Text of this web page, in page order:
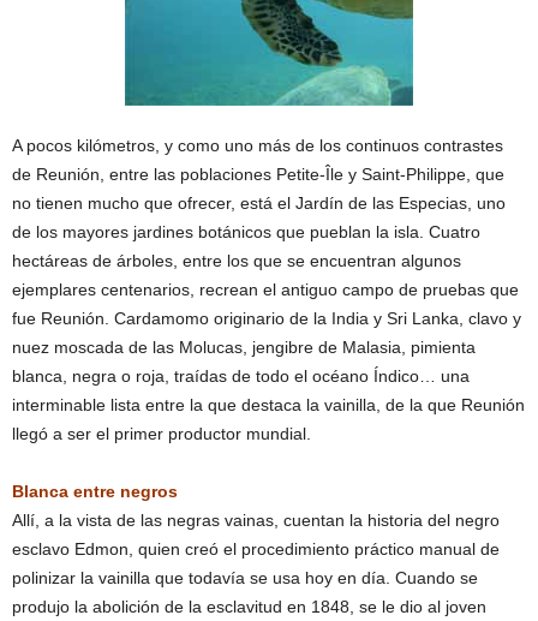
A pocos kilómetros, y como uno más de los continuos contrastes
de Reunión, entre las poblaciones Petite-Île y Saint-Philippe, que
no tienen mucho que ofrecer, está el Jardín de las Especias, uno
de los mayores jardines botánicos que pueblan la isla. Cuatro
hectáreas de árboles, entre los que se encuentran algunos
ejemplares centenarios, recrean el antiguo campo de pruebas que
fue Reunión. Cardamomo originario de la India y Sri Lanka, clavo y
nuez moscada de las Molucas, jengibre de Malasia, pimienta
blanca, negra o roja, traídas de todo el océano Índico… una
interminable lista entre la que destaca la vainilla, de la que Reunión
llegó a ser el primer productor mundial.
Blanca entre negros
Allí, a la vista de las negras vainas, cuentan la historia del negro
esclavo Edmon, quien creó el procedimiento práctico manual de
polinizar la vainilla que todavía se usa hoy en día. Cuando se
produjo la abolición de la esclavitud en 1848, se le dio al joven